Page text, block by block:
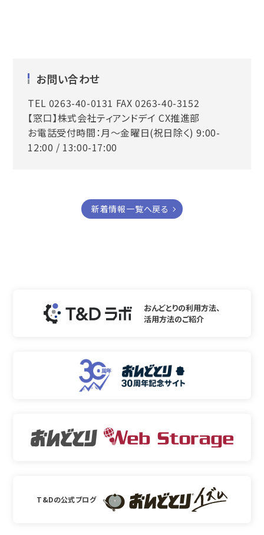
お問い合わせ
TEL 0263-40-0131 FAX 0263-40-3152
【窓口】株式会社ティアンドデイ CX推進部
お電話受付時間：月～金曜日(祝日除く) 9:00-
12:00 / 13:00-17:00
新着情報一覧へ戻る
おんどとりの利用方法、
活用方法のご紹介
T&Dの公式ブログ